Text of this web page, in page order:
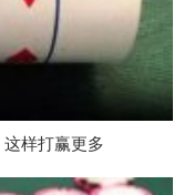
这样打赢更多